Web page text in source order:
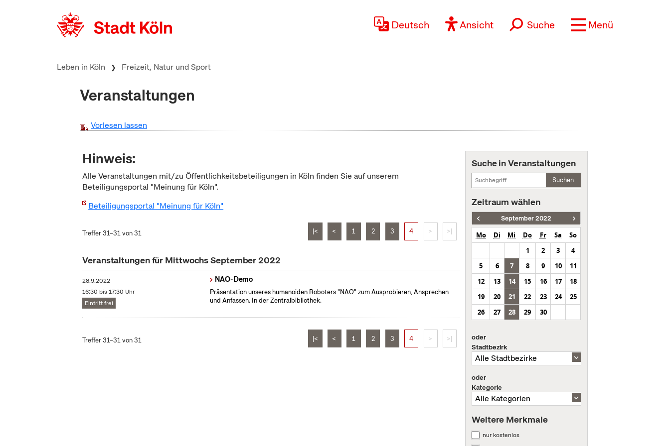
Deutsch Ansicht Suche Menü
Leben in Köln Freizeit, Natur und Sport
Veranstaltungen
Vorlesen lassen
Hinweis:
Alle Veranstaltungen mit/zu Öffentlichkeitsbeteiligungen in Köln finden Sie auf unserem
Beteiligungsportal "Meinung für Köln".
Beteiligungsportal "Meinung für Köln"
Treffer 31–31 von 31 |< < 1 2 3 4 > >|
Veranstaltungen für Mittwochs September 2022
28.9.2022
16:30 bis 17:30 Uhr
Eintritt frei
NAO-Demo
Präsentation unseres humanoiden Roboters "NAO" zum Ausprobieren, Ansprechen
und Anfassen. In der Zentralbibliothek.
Treffer 31–31 von 31 |< < 1 2 3 4 > >|
Suche in Veranstaltungen
Suchen
Zeitraum wählen
September 2022
Mo Di Mi Do Fr Sa
So
1
2 3
4
5
6 7 8 9 10
11
12
13 14 15 16 17
18
19
20 21 22 23 24
25
26
27 28 29 30
oder
Stadtbezirk
oder
Kategorie
Weitere Merkmale
nur kostenlos